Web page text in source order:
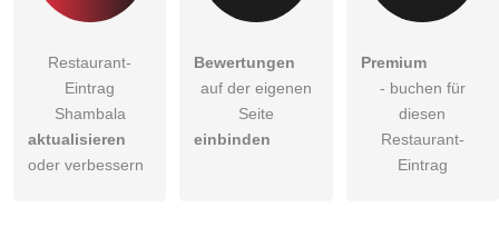
Restaurant-
Eintrag
Shambala
aktualisieren
oder verbessern
Bewertungen
auf der eigenen
Seite
einbinden
Premium
- buchen für
diesen
Restaurant-
Eintrag